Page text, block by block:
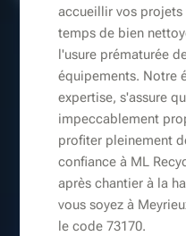
accueillir vos projets
temps de bien
l'usure prématurée
équipements. Notre
expertise, s'assure
impeccablement
profiter pleinement
confiance à ML
après chantier à la
vous soyez à
le code 73170.